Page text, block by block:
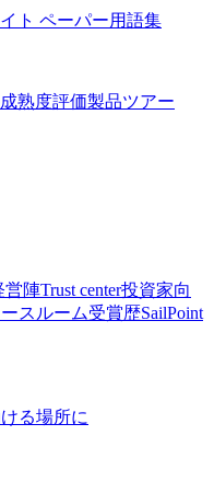
ト ペーパー用語集
熟度評価製品ツアー
営陣Trust center投資家向
スルーム受賞歴SailPoint
る場所に